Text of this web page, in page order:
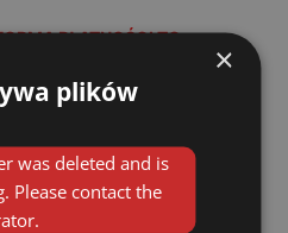
OPERACJI PRZEGRODY NOSA
GOTÓWKĄ)
PŁATNOŚCI TO
×
plików
was deleted and is
Please contact the